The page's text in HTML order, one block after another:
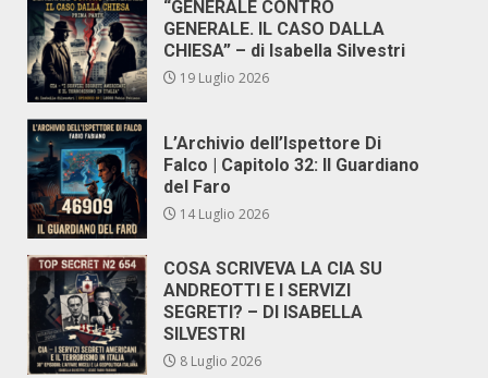
“GENERALE CONTRO
GENERALE. IL CASO DALLA
CHIESA” – di Isabella Silvestri
19 Luglio 2026
L’Archivio dell’Ispettore Di
Falco | Capitolo 32: Il Guardiano
del Faro
14 Luglio 2026
COSA SCRIVEVA LA CIA SU
ANDREOTTI E I SERVIZI
SEGRETI? – DI ISABELLA
SILVESTRI
8 Luglio 2026